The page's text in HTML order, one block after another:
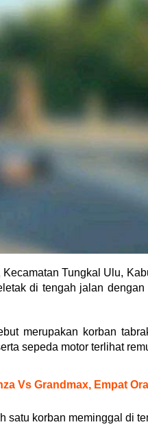
Tungkal Ulu,
di tengah jalan
merupakan korban
sepeda motor terlihat
Vs Grandmax, Empat
satu korban meminggal di